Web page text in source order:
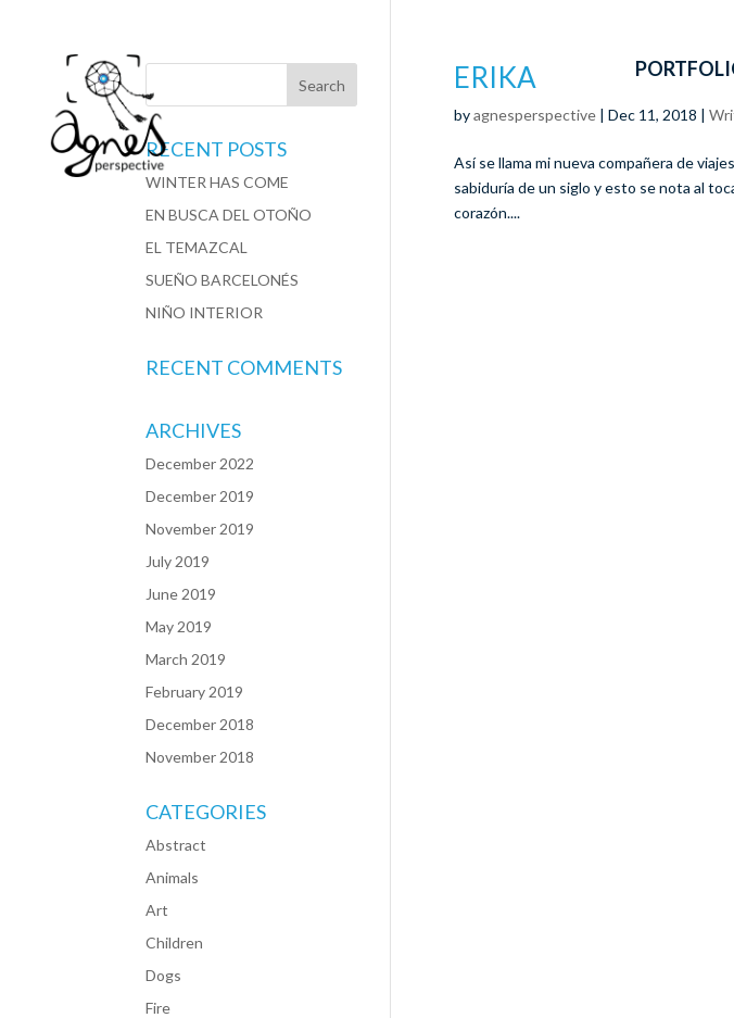
ERIKA
byagnesperspective| Dec 11, 2018 |
Así se llama mi nueva compañera de
sabiduría de un siglo y esto se nota al
corazón....
RECENT POSTS
WINTER HAS COME
EN BUSCA DEL OTOÑO
EL TEMAZCAL
SUEÑO BARCELONÉS
NIÑO INTERIOR
RECENT COMMENTS
ARCHIVES
December 2022
December 2019
November 2019
July 2019
June 2019
May 2019
March 2019
February 2019
December 2018
November 2018
CATEGORIES
Abstract
Animals
Art
Children
Dogs
Fire